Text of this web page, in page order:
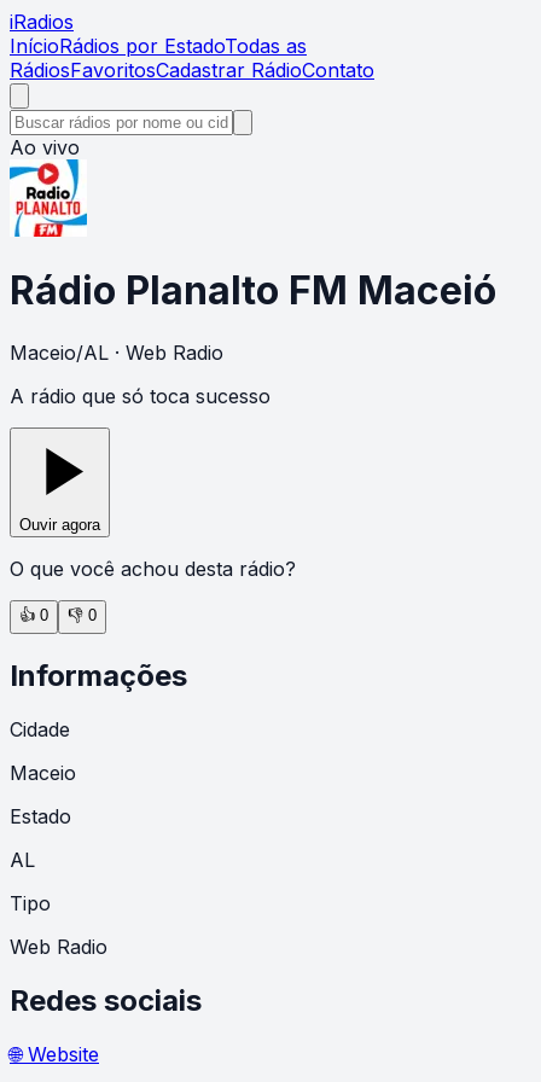
iRadios
InícioRádios por EstadoTodas as
RádiosFavoritosCadastrar RádioContato
Ao vivo
Rádio Planalto FM Maceió
Maceio/AL · Web Radio
A rádio que só toca sucesso
Ouvir agora
O que você achou desta rádio?
👍 0 👎 0
Informações
Cidade
Maceio
Estado
AL
Tipo
Web Radio
Redes sociais
🌐 Website